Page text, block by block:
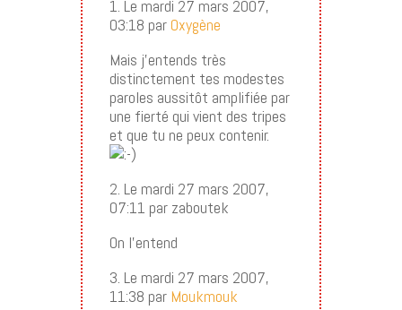
1. Le mardi 27 mars 2007,
03:18 parOxygène
Mais j’entends très
distinctement tes modestes
paroles aussitôt amplifiée par
une fierté qui vient des tripes
et que tu ne peux contenir.
2. Le mardi 27 mars 2007,
07:11 par zaboutek
On l’entend
3. Le mardi 27 mars 2007,
11:38 par Moukmouk